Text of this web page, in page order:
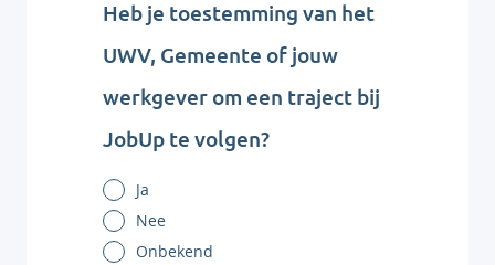
Heb je toestemming van het
UWV, Gemeente of jouw
werkgever om een traject bij
JobUp te volgen?
Ja
Nee
Onbekend